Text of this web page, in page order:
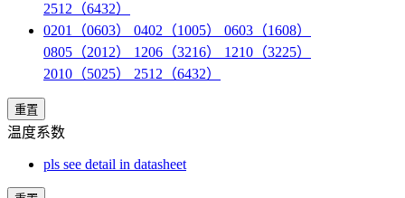
2512（6432）
0201（0603） 0402（1005） 0603（1608）
0805（2012） 1206（3216） 1210（3225）
2010（5025） 2512（6432）
重置
温度系数
pls see detail in datasheet